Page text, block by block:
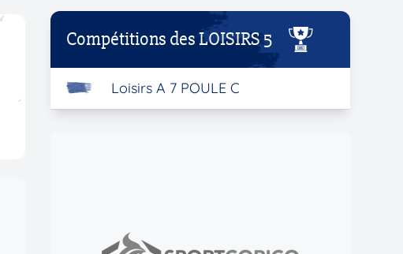
Compétitions des LOISIRS 5
Loisirs A 7 POULE C